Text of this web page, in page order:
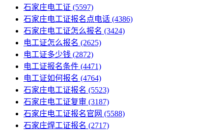
石家庄电工证 (5597)
石家庄电工证报名点电话 (4386)
石家庄电工证怎么报名 (3424)
电工证怎么报名 (2625)
电工证多少钱 (2872)
电工证报名条件 (4471)
电工证如何报名 (4764)
石家庄电工证报名 (5523)
石家庄电工证复审 (3187)
石家庄电工证报名官网 (5588)
石家庄焊工证报名 (2717)